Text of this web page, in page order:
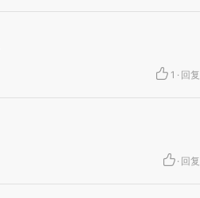
1 · 回复
· 回复